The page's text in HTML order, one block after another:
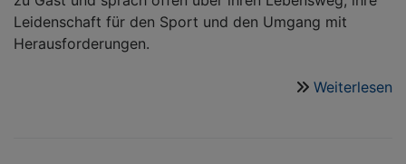
Leidenschaft für den Sport und den Umgang mit
Herausforderungen.
Weiterlesen